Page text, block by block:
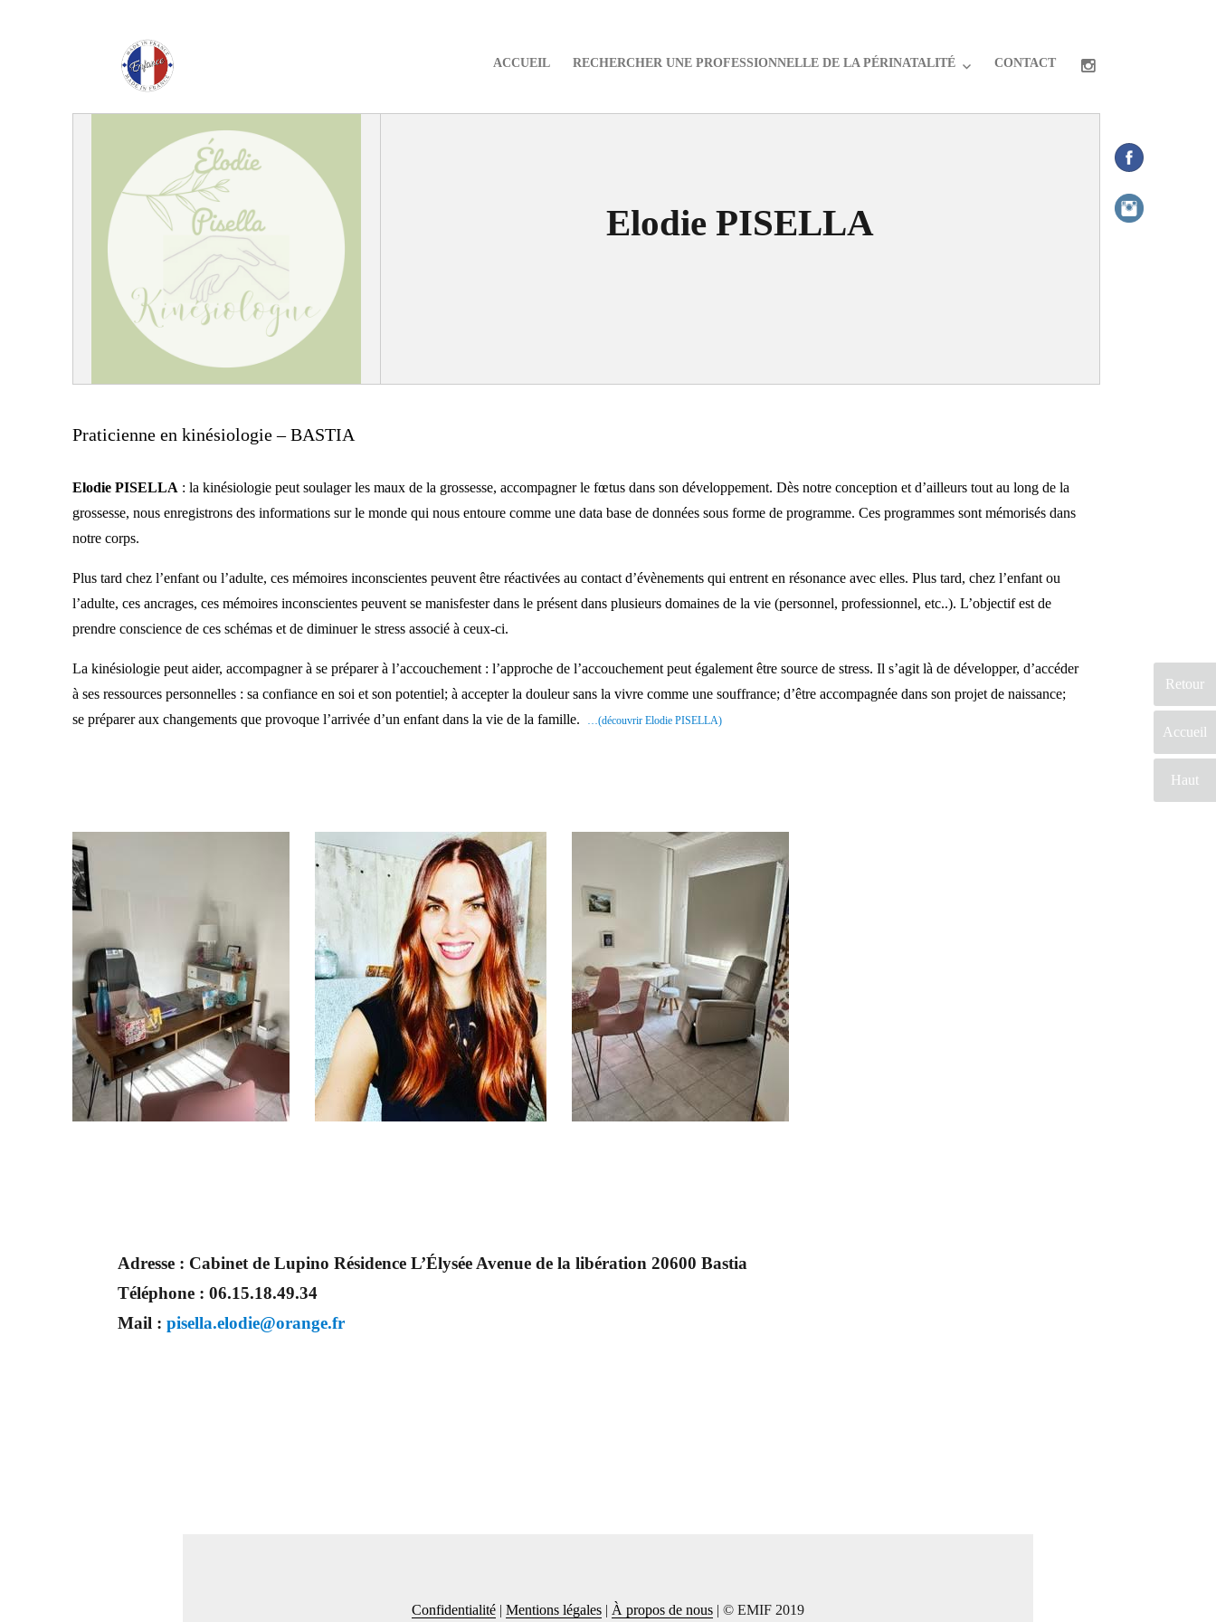
Enfance Made in France
ACCUEIL RECHERCHER UNE PROFESSIONNELLE DE LA PÉRINATALITÉ CONTACT
Retour
Accueil
Haut
Elodie PISELLA
Praticienne en kinésiologie – BASTIA
Elodie PISELLA : la kinésiologie peut soulager les maux de la grossesse, accompagner le fœtus dans son développement. Dès notre conception et d’ailleurs tout au long de la
grossesse, nous enregistrons des informations sur le monde qui nous entoure comme une data base de données sous forme de programme. Ces programmes sont mémorisés dans
notre corps.
Plus tard chez l’enfant ou l’adulte, ces mémoires inconscientes peuvent être réactivées au contact d’évènements qui entrent en résonance avec elles. Plus tard, chez l’enfant ou
l’adulte, ces ancrages, ces mémoires inconscientes peuvent se manisfester dans le présent dans plusieurs domaines de la vie (personnel, professionnel, etc..). L’objectif est de
prendre conscience de ces schémas et de diminuer le stress associé à ceux-ci.
La kinésiologie peut aider, accompagner à se préparer à l’accouchement : l’approche de l’accouchement peut également être source de stress. Il s’agit là de développer, d’accéder
à ses ressources personnelles : sa confiance en soi et son potentiel; à accepter la douleur sans la vivre comme une souffrance; d’être accompagnée dans son projet de naissance;
se préparer aux changements que provoque l’arrivée d’un enfant dans la vie de la famille.
…(découvrir Elodie PISELLA)
Adresse : Cabinet de Lupino Résidence L’Élysée Avenue de la libération 20600 Bastia
Téléphone :06.15.18.49.34
Mail :pisella.elodie@orange.fr
Confidentialité| Mentions légales| À propos de nous| © EMIF 2019